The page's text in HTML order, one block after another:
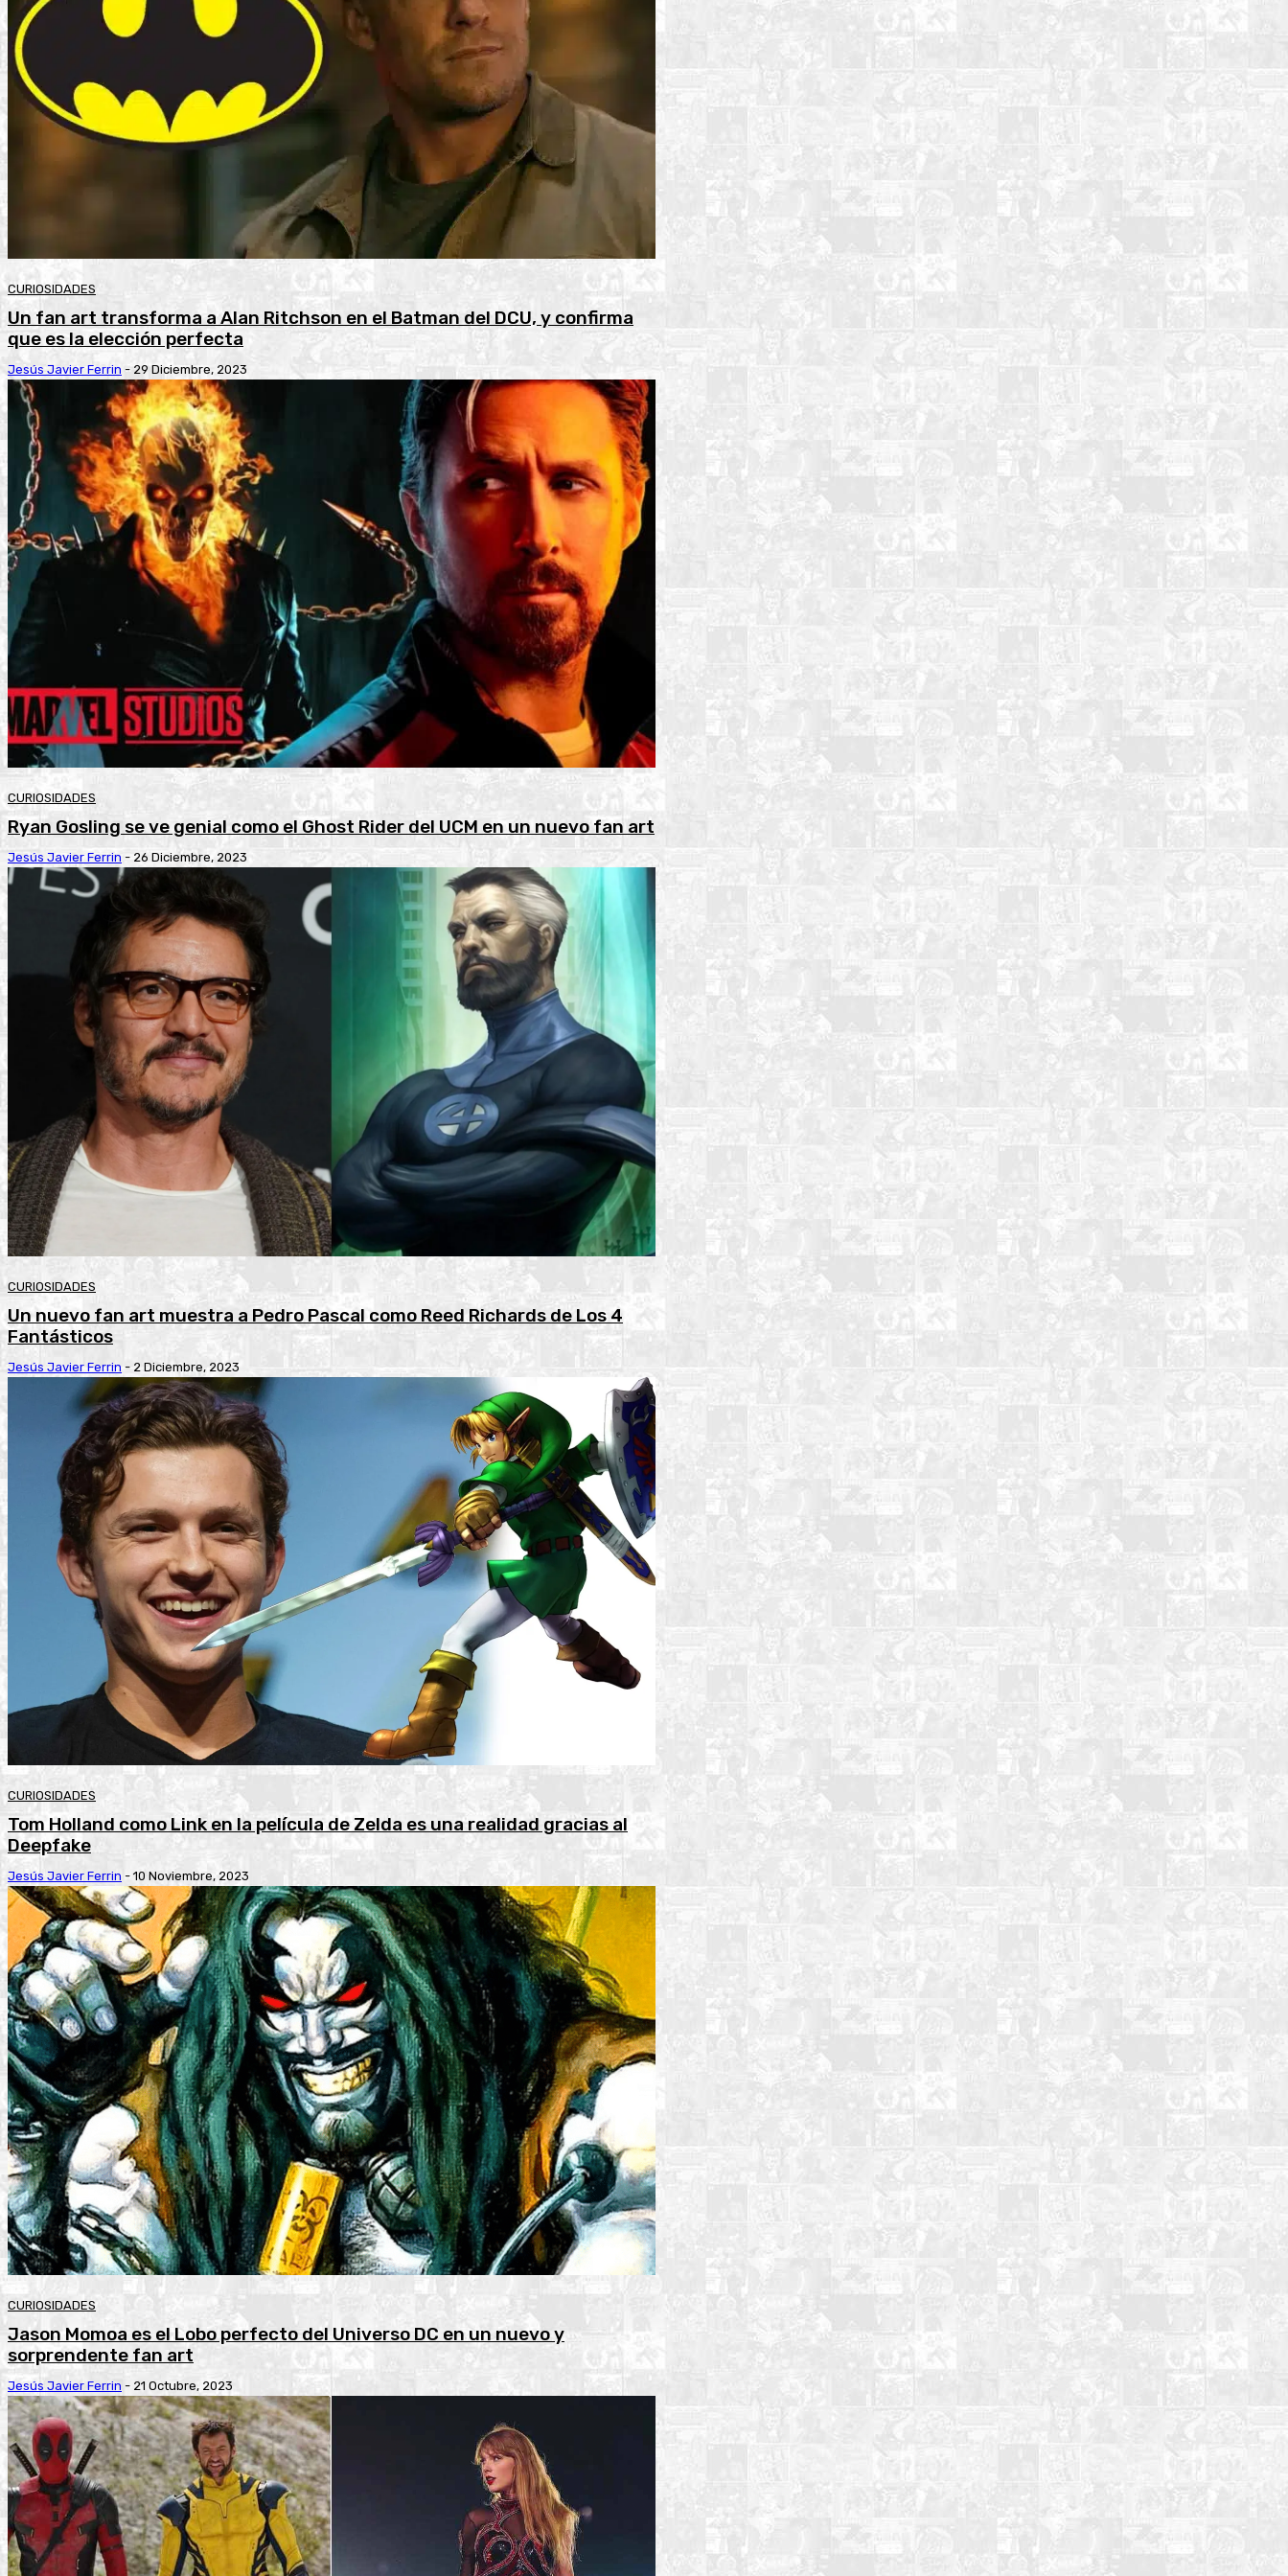
CURIOSIDADES
Un fan art transforma a Alan Ritchson en el Batman del DCU, y confirma
que es la elección perfecta
Jesús Javier Ferrin - 29 Diciembre, 2023
CURIOSIDADES
Ryan Gosling se ve genial como el Ghost Rider del UCM en un nuevo fan art
Jesús Javier Ferrin - 26 Diciembre, 2023
CURIOSIDADES
Un nuevo fan art muestra a Pedro Pascal como Reed Richards de Los 4
Fantásticos
Jesús Javier Ferrin - 2 Diciembre, 2023
CURIOSIDADES
Tom Holland como Link en la película de Zelda es una realidad gracias al
Deepfake
Jesús Javier Ferrin - 10 Noviembre, 2023
CURIOSIDADES
Jason Momoa es el Lobo perfecto del Universo DC en un nuevo y
sorprendente fan art
Jesús Javier Ferrin - 21 Octubre, 2023